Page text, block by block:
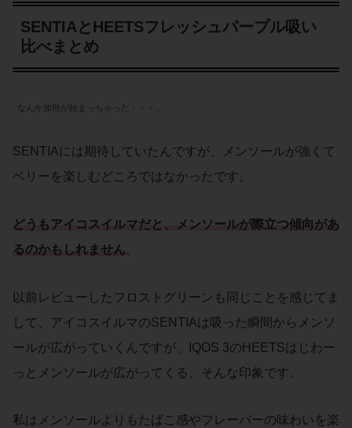
SENTIAとHEETSフレッシュパープル吸い
比べまとめ
なんか加熱が始まっちゃった・・・。
SENTIAには期待していたんですが、メンソールが強くて
ベリーを楽しむどころではなかったです。
どうもアイコスイルマだと、メンソールが際立つ傾向があ
るのかもしれません
以前レビューしたフロストグリーンも同じことを感じてま
して、アイコスイルマのSENTIAは吸った瞬間からメンソ
ールが広がっていくんですが、IQOS 3のHEETSはじわー
っとメンソールが広がってくる、そんな印象です。
私はメンソールよりもたばこ感やフレーバーの味わいを楽